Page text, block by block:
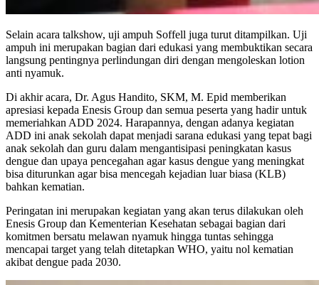
Selain acara talkshow, uji ampuh Soffell juga turut ditampilkan. Uji
ampuh ini merupakan bagian dari edukasi yang membuktikan secara
langsung pentingnya perlindungan diri dengan mengoleskan lotion
anti nyamuk.
Di akhir acara, Dr. Agus Handito, SKM, M. Epid memberikan
apresiasi kepada Enesis Group dan semua peserta yang hadir untuk
memeriahkan ADD 2024. Harapannya, dengan adanya kegiatan
ADD ini anak sekolah dapat menjadi sarana edukasi yang tepat bagi
anak sekolah dan guru dalam mengantisipasi peningkatan kasus
dengue dan upaya pencegahan agar kasus dengue yang meningkat
bisa diturunkan agar bisa mencegah kejadian luar biasa (KLB)
bahkan kematian.
Peringatan ini merupakan kegiatan yang akan terus dilakukan oleh
Enesis Group dan Kementerian Kesehatan sebagai bagian dari
komitmen bersatu melawan nyamuk hingga tuntas sehingga
mencapai target yang telah ditetapkan WHO, yaitu nol kematian
akibat dengue pada 2030.